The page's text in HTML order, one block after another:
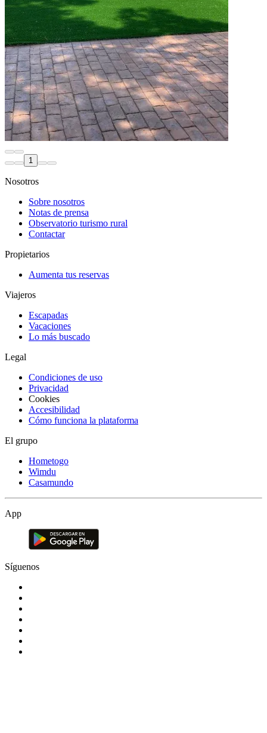
1
Nosotros
Sobre nosotros
Notas de prensa
Observatorio turismo rural
Contactar
Propietarios
Aumenta tus reservas
Viajeros
Escapadas
Vacaciones
Lo más buscado
Legal
Condiciones de uso
Privacidad
Cookies
Accesibilidad
Cómo funciona la plataforma
El grupo
Hometogo
Wimdu
Casamundo
App
Síguenos